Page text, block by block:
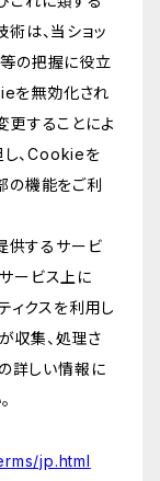
は、当ショッ
の把握に役立
を無効化され
更することによ
し、Cookieを
の機能をご利
供するサービ
ービス上に
クスを利用し
収集、処理さ
詳しい情報に
jp.html